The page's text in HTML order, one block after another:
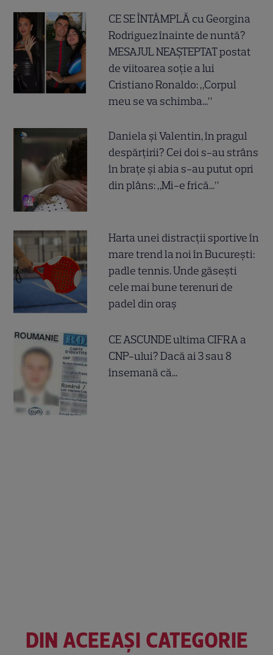
CE SE ÎNTÂMPLĂ cu Georgina
Rodriguez înainte de nuntă?
MESAJUL NEAȘTEPTAT postat
de viitoarea soție a lui
Cristiano Ronaldo: „Corpul
meu se va schimba...”
Daniela și Valentin, în pragul
despărțirii? Cei doi s-au strâns
în brațe și abia s-au putut opri
din plâns: „Mi-e frică...”
Harta unei distracții sportive în
mare trend la noi în București:
padle tennis. Unde găsești
cele mai bune terenuri de
padel din oraș
CE ASCUNDE ultima CIFRA a
CNP-ului? Dacă ai 3 sau 8
însemană că...
DIN ACEEAȘI CATEGORIE